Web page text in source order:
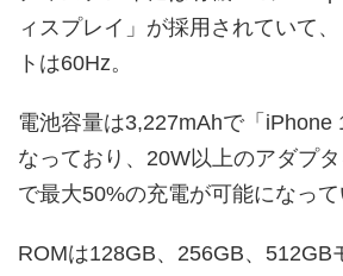
ィスプレイ」が採用されていて
トは60Hz。
電池容量は3,227mAhで「iPhone
なっており、20W以上のアダプ
で最大50%の充電が可能になって
ROMは128GB、256GB、512GB